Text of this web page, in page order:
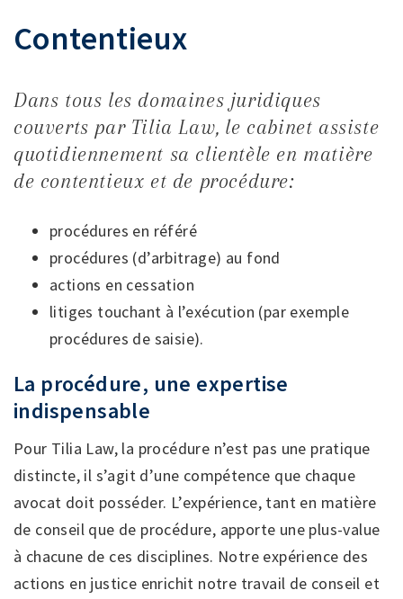
Contentieux
Dans tous les domaines juridiques
couverts par Tilia Law, le cabinet assiste
quotidiennement sa clientèle en matière
de contentieux et de procédure:
procédures en référé
procédures (d’arbitrage) au fond
actions en cessation
litiges touchant à l’exécution (par exemple
procédures de saisie).
La procédure, une expertise
indispensable
Pour Tilia Law, la procédure n’est pas une pratique
distincte, il s’agit d’une compétence que chaque
avocat doit posséder. L’expérience, tant en matière
de conseil que de procédure, apporte une plus-value
à chacune de ces disciplines. Notre expérience des
actions en justice enrichit notre travail de conseil et